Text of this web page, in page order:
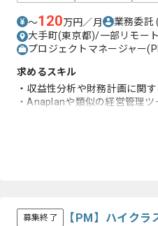
〜120万円／月 業務委託
大手町(東京都)/一部リモート
プロジェクトマネージャー
求めるスキル
・収益性分析や財務計画に関
・Anaplanや類似の経営管理
募集終了 【PM】ハイク